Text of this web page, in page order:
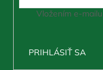
Vložením e-
PRIHLÁSIŤ SA